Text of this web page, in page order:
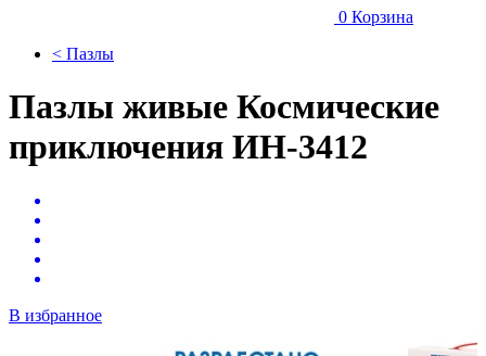
0 Корзина
< Пазлы
Пазлы живые Космические
приключения ИН-3412
В избранное